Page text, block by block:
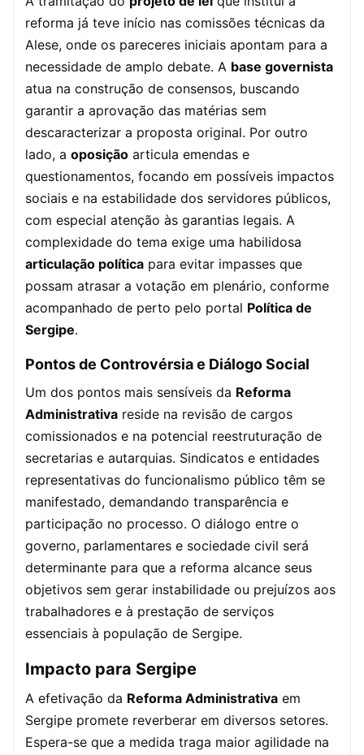
reforma já teve início nas comissões técnicas da
Alese, onde os pareceres iniciais apontam para a
necessidade de amplo debate. A base governista
atua na construção de consensos, buscando
garantir a aprovação das matérias sem
descaracterizar a proposta original. Por outro
lado, a oposição articula emendas e
questionamentos, focando em possíveis impactos
sociais e na estabilidade dos servidores públicos,
com especial atenção às garantias legais. A
complexidade do tema exige uma habilidosa
articulação política para evitar impasses que
possam atrasar a votação em plenário, conforme
acompanhado de perto pelo portal Política de
Sergipe.
Pontos de Controvérsia e Diálogo Social
Um dos pontos mais sensíveis da Reforma
Administrativa reside na revisão de cargos
comissionados e na potencial reestruturação de
secretarias e autarquias. Sindicatos e entidades
representativas do funcionalismo público têm se
manifestado, demandando transparência e
participação no processo. O diálogo entre o
governo, parlamentares e sociedade civil será
determinante para que a reforma alcance seus
objetivos sem gerar instabilidade ou prejuízos aos
trabalhadores e à prestação de serviços
essenciais à população de Sergipe.
Impacto para Sergipe
A efetivação da Reforma Administrativa em
Sergipe promete reverberar em diversos setores.
Espera-se que a medida traga maior agilidade na